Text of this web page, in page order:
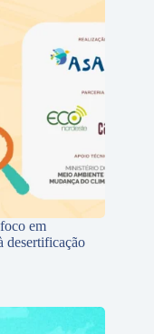
em
desertificação